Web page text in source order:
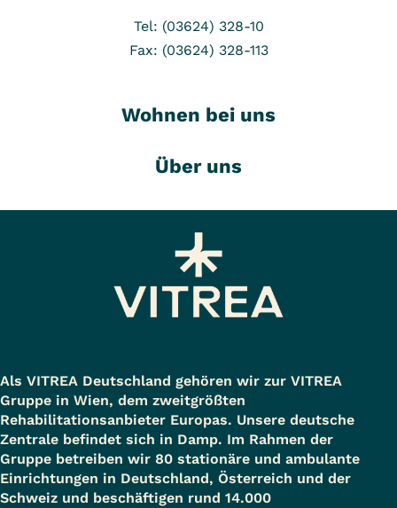
Tel: (03624) 328-10
Fax: (03624) 328-113
Wohnen bei uns
Über uns
Als VITREA Deutschland gehören wir zur VITREA
Gruppe in Wien, dem zweitgrößten
Rehabilitationsanbieter Europas. Unsere deutsche
Zentrale befindet sich in Damp. Im Rahmen der
Gruppe betreiben wir 80 stationäre und ambulante
Einrichtungen in Deutschland, Österreich und der
Schweiz und beschäftigen rund 14.000